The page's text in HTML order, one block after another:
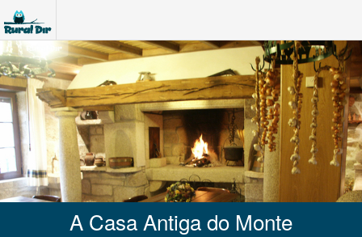
A Casa Antiga do Monte